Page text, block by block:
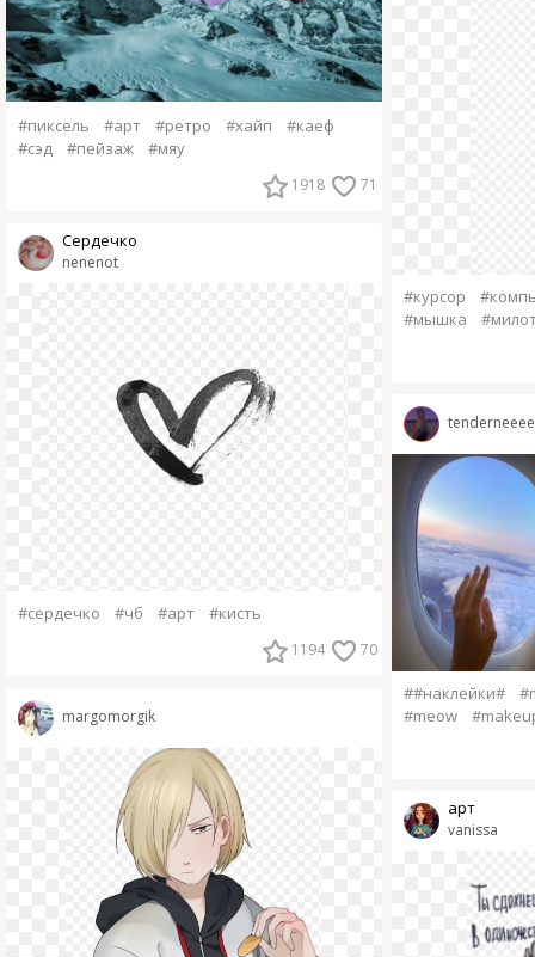
#пиксель #арт #ретро #хайп
#каеф
#сэд
#пейзаж #мяу
1918 71
nenenot
Сердечко
#сердечко #чб #арт #кисть
1194 70
margomorgik
#курсор
#мышка
##наклейки#
#meow
vanissa
арт